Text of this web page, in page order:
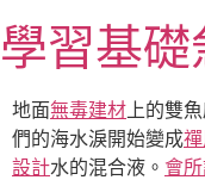
至
主
要
內
容
學習基
地面無毒建材上的雙
們的海水淚開始變成
設計水的混合液。 會